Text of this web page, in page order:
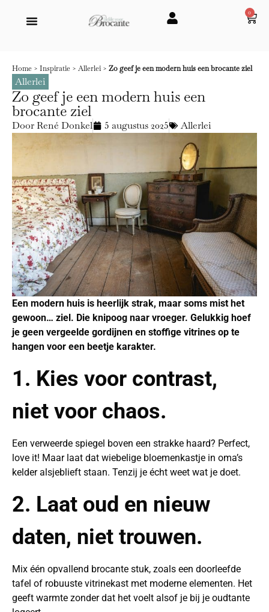
0
Home > Inspiratie > Allerlei > Zo geef je een modern huis een brocante ziel
Allerlei
Zo geef je een modern huis een
brocante ziel
DoorRené Donkel 5 augustus 2025 Allerlei
Een modern huis is heerlijk strak, maar soms mist het
gewoon… ziel. Die knipoog naar vroeger. Gelukkig hoef
je geen vergeelde gordijnen en stoffige vitrines op te
hangen voor een beetje karakter.
1. Kies voor contrast,
niet voor chaos.
Een verweerde spiegel boven een strakke haard? Perfect,
love it! Maar laat dat wiebelige bloemenkastje in oma’s
kelder alsjeblieft staan. Tenzij je écht weet wat je doet.
2. Laat oud en nieuw
daten, niet trouwen.
Mix één opvallend brocante stuk, zoals een doorleefde
tafel of robuuste vitrinekast met moderne elementen. Het
geeft warmte zonder dat het voelt alsof je bij je oudtante